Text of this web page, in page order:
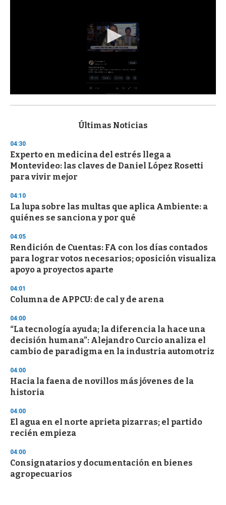
s
d
s
o
f
3
s
e
c
o
d
s
Últimas Noticias
04:30
Experto en medicina del estrés llega a
Montevideo: las claves de Daniel López Rosetti
para vivir mejor
04:10
La lupa sobre las multas que aplica Ambiente: a
quiénes se sanciona y por qué
04:05
Rendición de Cuentas: FA con los días contados
para lograr votos necesarios; oposición visualiza
apoyo a proyectos aparte
04:01
Columna de APPCU: de cal y de arena
04:00
“La tecnología ayuda; la diferencia la hace una
decisión humana”: Alejandro Curcio analiza el
cambio de paradigma en la industria automotriz
04:00
Hacia la faena de novillos más jóvenes de la
historia
04:00
El agua en el norte aprieta pizarras; el partido
recién empieza
04:00
Consignatarios y documentación en bienes
agropecuarios